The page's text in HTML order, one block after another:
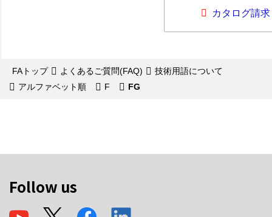
カタログ請求
FAトップ よくあるご質問(FAQ)
技術用語について
アルファベット順
F FG
Follow us